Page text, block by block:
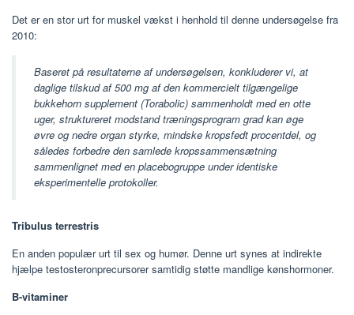
Det er en stor urt for muskel vækst i henhold til denne undersøgelse fra
2010:
Baseret på resultaterne af undersøgelsen, konkluderer vi, at
daglige tilskud af 500 mg af den kommercielt tilgængelige
bukkehorn supplement (Torabolic) sammenholdt med en otte
uger, struktureret modstand træningsprogram grad kan øge
øvre og nedre organ styrke, mindske kropsfedt procentdel, og
således forbedre den samlede kropssammensætning
sammenlignet med en placebogruppe under identiske
eksperimentelle protokoller.
Tribulus terrestris
En anden populær urt til sex og humør. Denne urt synes at indirekte
hjælpe testosteronprecursorer samtidig støtte mandlige kønshormoner.
B-vitaminer